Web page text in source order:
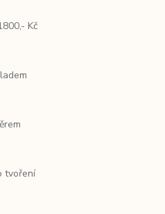
Kč
tvoření